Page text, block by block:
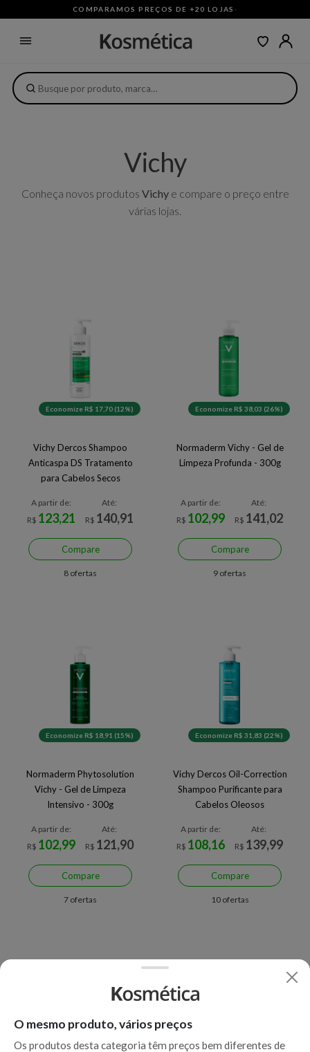
COMPARAMOS PREÇOS DE +20 LOJAS ·
Vichy
Conheça novos produtos Vichye compare o preço entre
várias lojas.
Economize R$ 17,70 (12%)
Vichy Dercos Shampoo
Anticaspa DS Tratamento
para Cabelos Secos
A partir de:
R$ 123,21
Até:
R$ 140,91
Compare
8 ofertas
Economize R$ 38,03 (26%)
Normaderm Vichy - Gel de
Limpeza Profunda - 300g
A partir de:
R$ 102,99
Até:
R$ 141,02
Compare
9 ofertas
Economize R$ 18,91 (15%)
Normaderm Phytosolution
Vichy - Gel de Limpeza
Intensivo - 300g
A partir de:
R$ 102,99
Até:
R$ 121,90
Compare
7 ofertas
Economize R$ 31,83 (22%)
Vichy Dercos Oil-Correction
Shampoo Purificante para
Cabelos Oleosos
A partir de:
R$ 108,16
Até:
R$ 139,99
Compare
10 ofertas
O mesmo produto, vários preços
Os produtos desta categoria têm preços bem diferentes de